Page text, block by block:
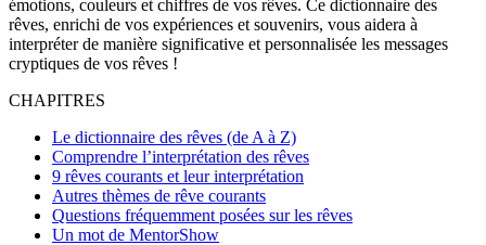
émotions, couleurs et chiffres de vos rêves. Ce dictionnaire des
rêves, enrichi de vos expériences et souvenirs, vous aidera à
interpréter de manière significative et personnalisée les messages
cryptiques de vos rêves !
CHAPITRES
Le dictionnaire des rêves (de A à Z)
Comprendre l’interprétation des rêves
9 rêves courants et leur interprétation
Autres thèmes de rêve courants
Questions fréquemment posées sur les rêves
Un mot de MentorShow